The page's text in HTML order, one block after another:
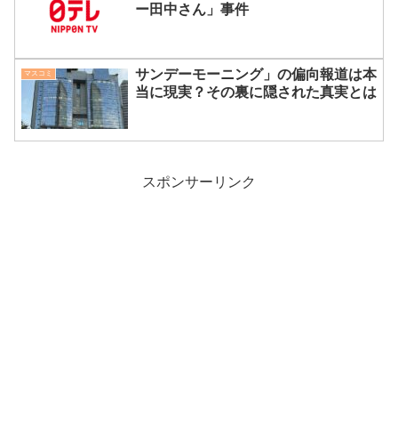
ー田中さん」事件
マスコミ
サンデーモーニング」の偏向報道は本
当に現実？その裏に隠された真実とは
スポンサーリンク